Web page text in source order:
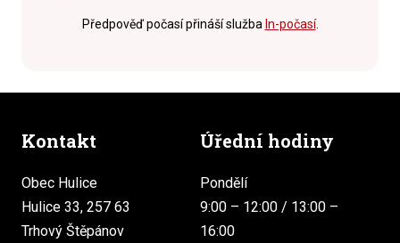
Předpověď počasí přináší služba In-počasí.
Kontakt
Obec Hulice
Hulice 33, 257 63
Trhový Štěpánov
Úřední hodiny
Pondělí
9:00 – 12:00 / 13:00 –
16:00